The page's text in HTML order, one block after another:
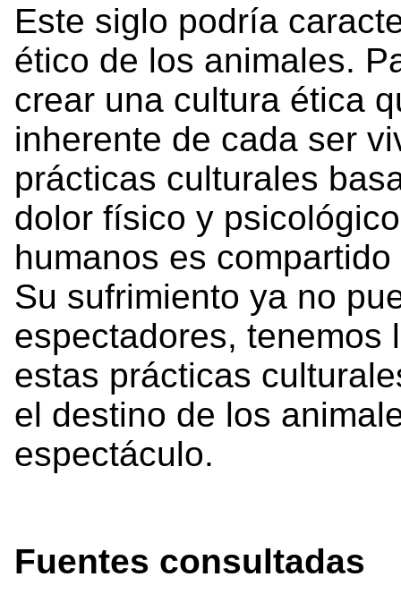
Este siglo podría
ético de los animales.
crear una cultura ética
inherente de cada ser
prácticas culturales
dolor físico y
humanos es
Su sufrimiento ya no
espectadores, tenemos
estas prácticas
el destino de los
espectáculo.
Fuentes consultadas